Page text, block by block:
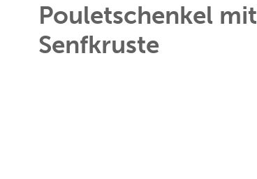
Pouletschenkel mit
Senfkruste